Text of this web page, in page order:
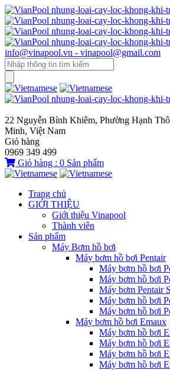
info@vinapool.vn - vinapool@gmail.com
22 Nguyễn Bỉnh Khiêm, Phường Hạnh
Minh, Việt Nam
Giỏ hàng
0969 349 499
Giỏ hàng : 0 Sản phẩm
Trang chủ
GIỚI THIỆU
Giới thiệu Vinapool
Thành viên
Sản phẩm
Máy Bơm hồ bơi
Máy bơm hồ bơi Pentair
Máy bơm hồ bơi
Máy bơm hồ bơi
Máy bơm Pentair
Máy bơm hồ bơi
Máy bơm hồ bơi
Máy bơm hồ bơi Emaux
Máy bơm hồ bơi
Máy bơm hồ bơi
Máy bơm hồ bơi
Máy bơm hồ bơi